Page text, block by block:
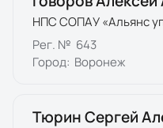
НПС СОПАУ «Альянс
Рег. № 643
Город: Воронеж
Тюрин Сергей